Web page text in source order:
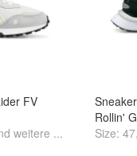
FV
weitere ...
Rollin'
Size: 47,